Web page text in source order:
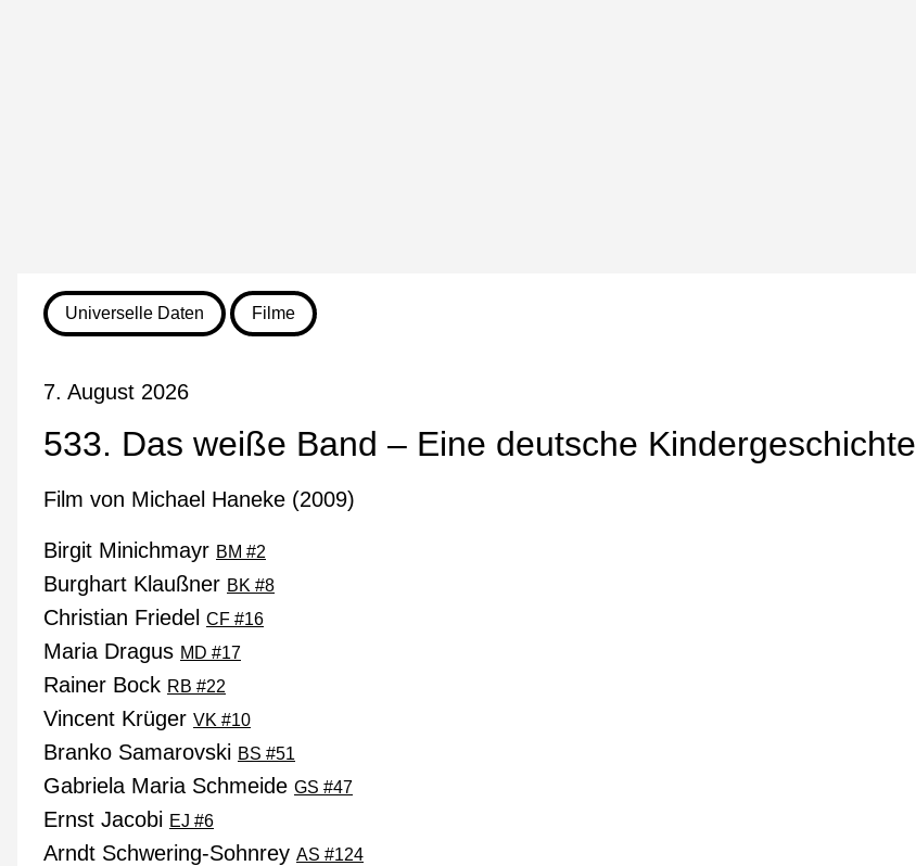
Universelle Daten Filme
7. August 2026
533. Das weiße Band – Eine deutsche Kindergeschichte
Film von Michael Haneke (2009)
Birgit Minichmayr BM #2
Burghart Klaußner BK #8
Christian Friedel CF #16
Maria Dragus MD #17
Rainer Bock RB #22
Vincent Krüger VK #10
Branko Samarovski BS #51
Gabriela Maria Schmeide GS #47
Ernst Jacobi EJ #6
Arndt Schwering-Sohnrey AS #124